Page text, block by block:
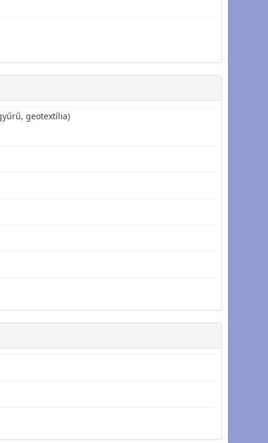
geotextília)